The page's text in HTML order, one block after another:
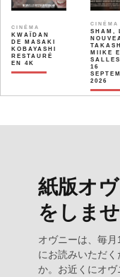
CINÉMA
KWAÏDAN
DE MASAKI
KOBAYASHI
RESTAURÉ
EN 4K
CINÉMA
SHAM,
MIIKE
16
2026
紙版オ
をしま
オヴニーは、毎
にお読みいただ
か。お近くにオ